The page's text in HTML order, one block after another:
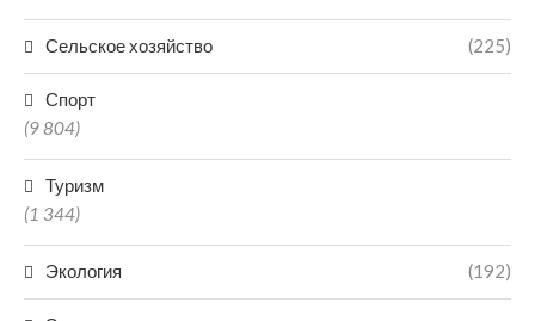
Сельское хозяйство (225)
Спорт
(9 804)
Туризм
(1 344)
Экология (192)